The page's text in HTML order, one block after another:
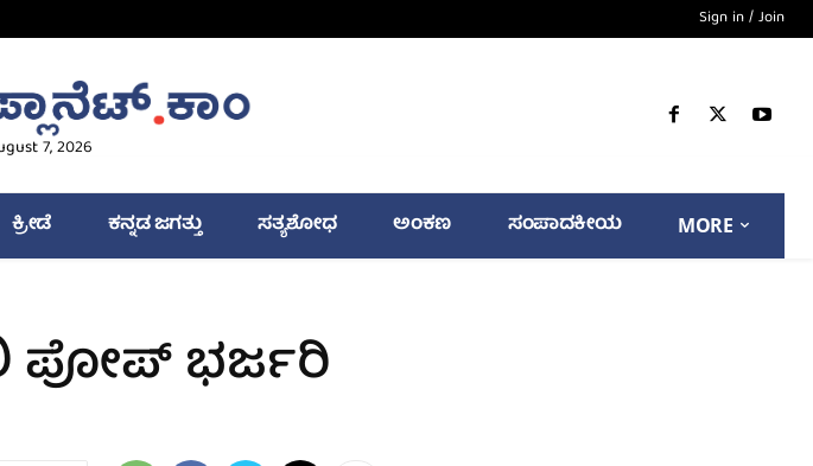
Sign in / Join
7, 2026
ಕ್ರೀಡೆ ಕನ್ನಡ ಜಗತ್ತು ಸತ್ಯಶೋಧ ಅಂಕಣ ಸಂಪಾದಕೀಯ MORE
ಪೋಪ್ ಭರ್ಜರಿ